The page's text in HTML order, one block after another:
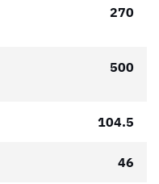
270
500
104.5
46